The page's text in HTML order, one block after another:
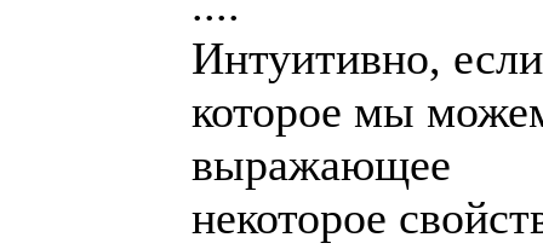
Интуитивно,
которое мы
выражающее
некоторое